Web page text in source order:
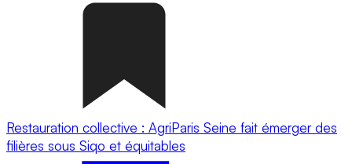
Restauration collective : AgriParis Seine fait émerger des
filières sous Siqo et équitables